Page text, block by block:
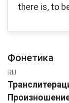
there is, to
Фонетика
RU